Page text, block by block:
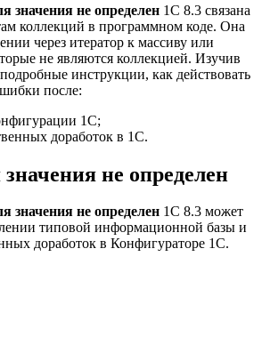
значения не определен 1С 8.3 связана
коллекций в программном коде. Она
через итератор к массиву или
не являются коллекцией. Изучив
инструкции, как действовать
после:
1С;
доработок в 1С.
не определен
значения не определен 1С 8.3 может
типовой информационной базы и
доработок в Конфигураторе 1С.